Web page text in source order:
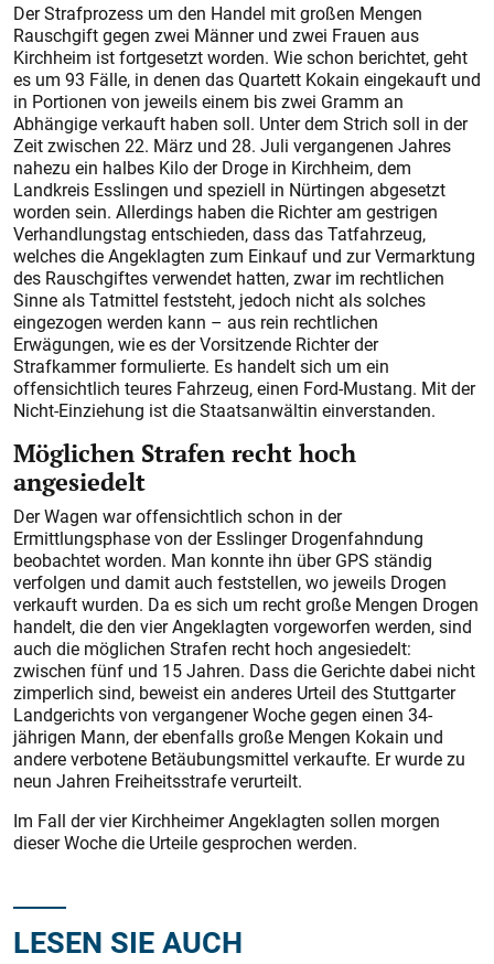
Der Strafprozess um den Handel mit großen Mengen
Rauschgift gegen zwei Männer und zwei Frauen aus
Kirchheim ist fortgesetzt worden. Wie schon berichtet, geht
es um 93 Fälle, in denen das Quartett Kokain eingekauft und
in Portionen von jeweils einem bis zwei Gramm an
Abhängige verkauft haben soll. Unter dem Strich soll in der
Zeit zwischen 22. März und 28. Juli vergangenen Jahres
nahezu ein halbes Kilo der Droge in Kirchheim, dem
Landkreis Esslingen und speziell in Nürtingen abgesetzt
worden sein. Allerdings haben die Richter am gestrigen
Verhandlungstag entschieden, dass das Tatfahrzeug,
welches die Angeklagten zum Einkauf und zur Vermarktung
des Rauschgiftes verwendet hatten, zwar im rechtlichen
Sinne als Tatmittel feststeht, jedoch nicht als solches
eingezogen werden kann – aus rein rechtlichen
Erwägungen, wie es der Vorsitzende Richter der
Strafkammer formulierte. Es handelt sich um ein
offensichtlich teures Fahrzeug, einen Ford-Mustang. Mit der
Nicht-Einziehung ist die Staatsanwältin einverstanden.
Möglichen Strafen recht hoch
angesiedelt
Der Wagen war offensichtlich schon in der
Ermittlungsphase von der Esslinger Drogenfahndung
beobachtet worden. Man konnte ihn über GPS ständig
verfolgen und damit auch feststellen, wo jeweils Drogen
verkauft wurden. Da es sich um recht große Mengen Drogen
handelt, die den vier Angeklagten vorgeworfen werden, sind
auch die möglichen Strafen recht hoch angesiedelt:
zwischen fünf und 15 Jahren. Dass die Gerichte dabei nicht
zimperlich sind, beweist ein anderes Urteil des Stuttgarter
Landgerichts von vergangener Woche gegen einen 34-
jährigen Mann, der ebenfalls große Mengen Kokain und
andere verbotene Betäubungsmittel verkaufte. Er wurde zu
neun Jahren Freiheitsstrafe verurteilt.
Im Fall der vier Kirchheimer Angeklagten sollen morgen
dieser Woche die Urteile gesprochen werden.
LESEN SIE AUCH